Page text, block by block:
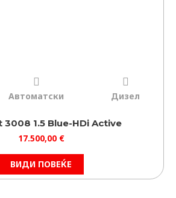
Автоматски Дизел
3008 1.5 Blue-HDi Active
17.500,00 €
ВИДИ ПОВЕЌЕ